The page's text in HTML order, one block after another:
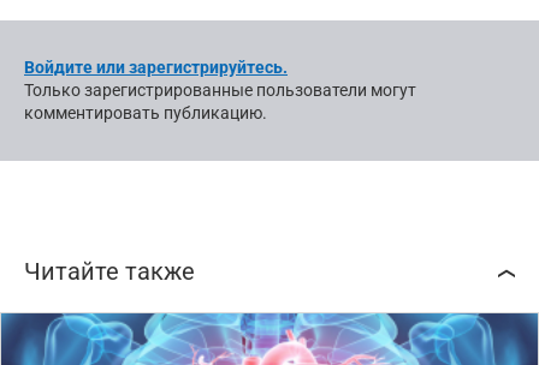
Войдите или зарегистрируйтесь.
Только зарегистрированные пользователи могут
комментировать публикацию.
Читайте также